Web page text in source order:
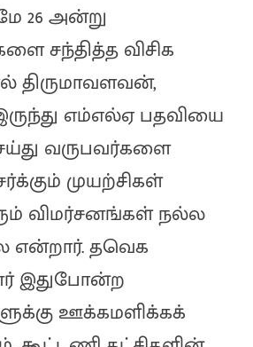
26 அன்று
சந்தித்த விசிக
எம்எல்ஏ பதவியை
வருபவர்களை
முயற்சிகள்
விமர்சனங்கள் நல்ல
என்றார். தவெக
இதுபோன்ற
ஊக்கமளிக்கக்